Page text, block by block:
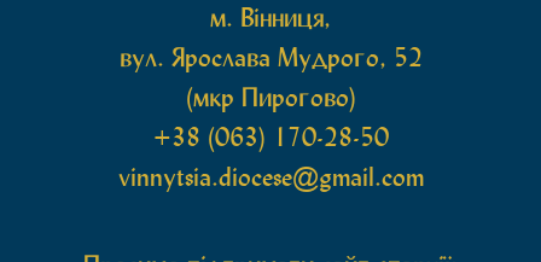
м. Вінниця,
вул. Ярослава Мудрого, 52
(мкр Пирогово)
+38 (063) 170-28-50
vinnytsia.diocese@gmail.com